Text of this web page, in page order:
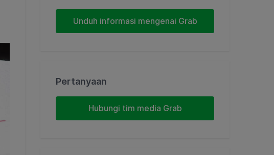
Indonesia
Thailand
Vietnam
Myanmar
Unduh informasi mengenai Grab
Pertanyaan
Hubungi tim media Grab